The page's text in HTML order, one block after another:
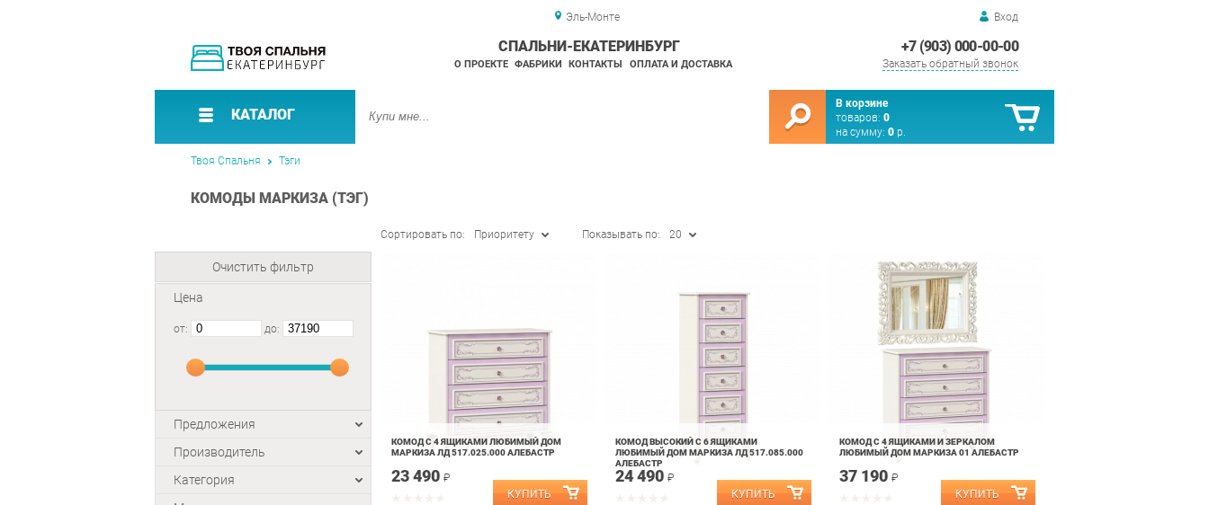
Эль-Монте Вход
+7 (903) 000-00-00
Заказать обратный звонок
СПАЛЬНИ-ЕКАТЕРИНБУРГ
О ПРОЕКТЕ ФАБРИКИ КОНТАКТЫ ОПЛАТА И ДОСТАВКА
КАТАЛОГ
В корзине
товаров: 0
на сумму: 0 р.
Твоя Спальня Тэги
КОМОДЫ МАРКИЗА (ТЭГ)
Очистить фильтр
Цена
от: до:
Предложения
Производитель
Категория
Сортировать по: Приоритету Показывать по: 20
КОМОД С 4 ЯЩИКАМИ ЛЮБИМЫЙ ДОМ
МАРКИЗА ЛД 517.025.000 АЛЕБАСТР
23 490 ₽
КОМОД ВЫСОКИЙ С 6 ЯЩИКАМИ
ЛЮБИМЫЙ ДОМ МАРКИЗА ЛД 517.085.000
АЛЕБАСТР
24 490 ₽
КОМОД С 4 ЯЩИКАМИ И ЗЕРКАЛОМ
ЛЮБИМЫЙ ДОМ МАРКИЗА 01 АЛЕБАСТР
37 190 ₽